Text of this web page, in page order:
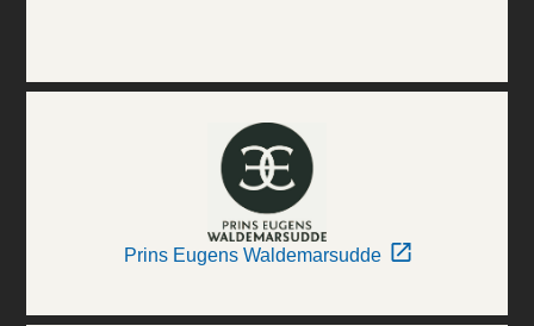
Prins Eugens Waldemarsudde